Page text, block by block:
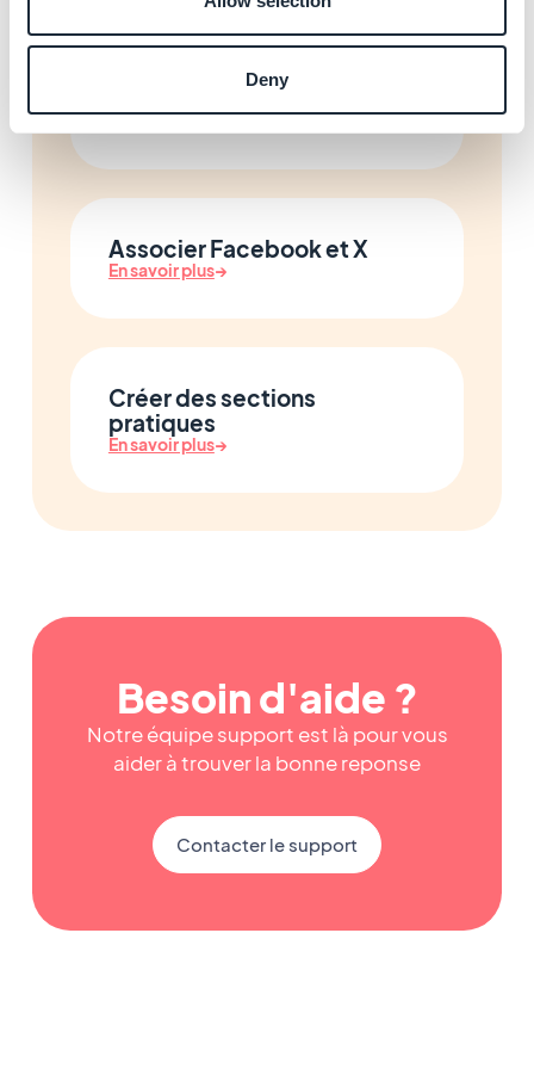
Deny
Intégrer des pages web
En savoir plus→
Associer Facebook et X
En savoir plus→
Créer des sections
pratiques
En savoir plus→
Besoin d'aide ?
Notre équipe support est là pour vous
aider à trouver la bonne reponse
Contacter le support